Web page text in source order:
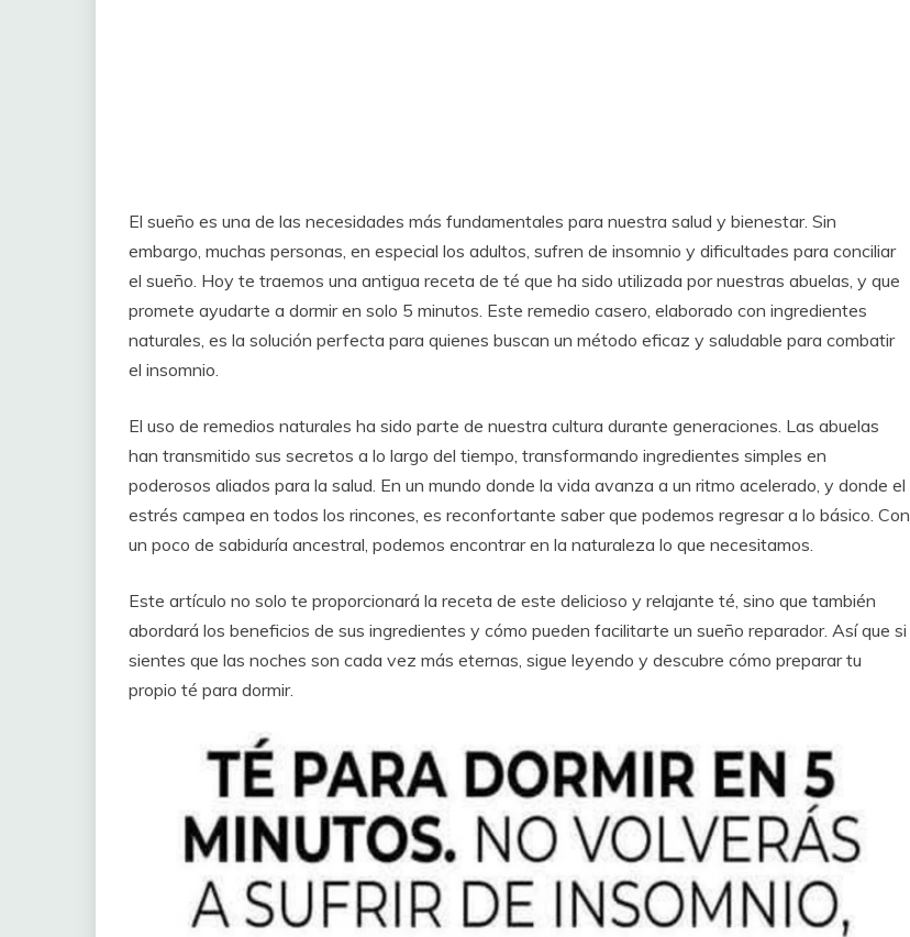
El sueño es una de las necesidades más fundamentales para nuestra salud y bienestar. Sin
embargo, muchas personas, en especial los adultos, sufren de insomnio y dificultades para conciliar
el sueño. Hoy te traemos una antigua receta de té que ha sido utilizada por nuestras abuelas, y que
promete ayudarte a dormir en solo 5 minutos. Este remedio casero, elaborado con ingredientes
naturales, es la solución perfecta para quienes buscan un método eficaz y saludable para combatir
el insomnio.
El uso de remedios naturales ha sido parte de nuestra cultura durante generaciones. Las abuelas
han transmitido sus secretos a lo largo del tiempo, transformando ingredientes simples en
poderosos aliados para la salud. En un mundo donde la vida avanza a un ritmo acelerado, y donde el
estrés campea en todos los rincones, es reconfortante saber que podemos regresar a lo básico. Con
un poco de sabiduría ancestral, podemos encontrar en la naturaleza lo que necesitamos.
Este artículo no solo te proporcionará la receta de este delicioso y relajante té, sino que también
abordará los beneficios de sus ingredientes y cómo pueden facilitarte un sueño reparador. Así que si
sientes que las noches son cada vez más eternas, sigue leyendo y descubre cómo preparar tu
propio té para dormir.